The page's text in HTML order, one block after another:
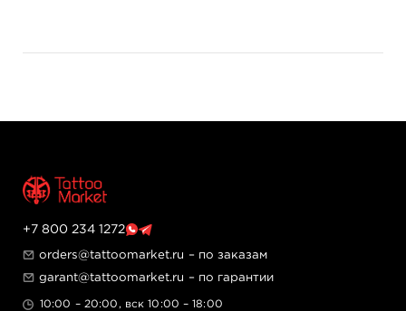
+7 800 234 1272
orders@tattoomarket.ru – по заказам
garant@tattoomarket.ru – по гарантии
10:00 – 20:00, вск 10:00 – 18:00